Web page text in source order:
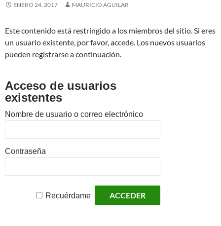
ENERO 24, 2017 MAURICIO AGUILAR
Este contenido está restringido a los miembros del sitio. Si eres
un usuario existente, por favor, accede. Los nuevos usuarios
pueden registrarse a continuación.
Acceso de usuarios
existentes
Nombre de usuario o correo electrónico
Contraseña
Recuérdame